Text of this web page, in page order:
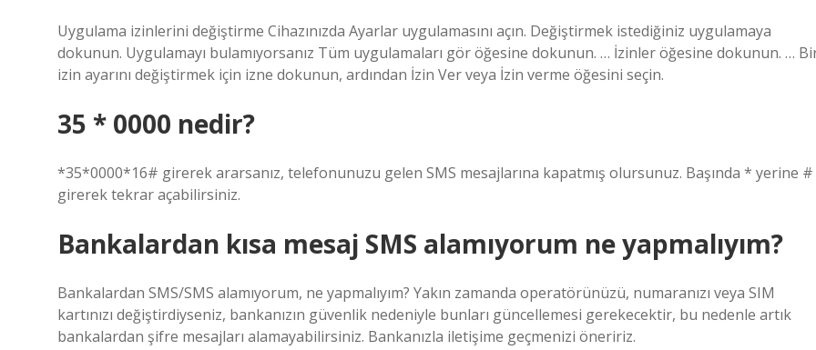
Uygulama izinlerini değiştirme Cihazınızda Ayarlar uygulamasını açın. Değiştirmek istediğiniz uygulamaya
dokunun. Uygulamayı bulamıyorsanız Tüm uygulamaları gör öğesine dokunun. … İzinler öğesine dokunun. …
izin ayarını değiştirmek için izne dokunun, ardından İzin Ver veya İzin verme öğesini seçin.
35 * 0000 nedir?
*35*0000*16# girerek ararsanız, telefonunuzu gelen SMS mesajlarına kapatmış olursunuz. Başında * yerine #
girerek tekrar açabilirsiniz.
Bankalardan kısa mesaj SMS alamıyorum ne yapmalıyım?
Bankalardan SMS/SMS alamıyorum, ne yapmalıyım? Yakın zamanda operatörünüzü, numaranızı veya SIM
kartınızı değiştirdiyseniz, bankanızın güvenlik nedeniyle bunları güncellemesi gerekecektir, bu nedenle artık
bankalardan şifre mesajları alamayabilirsiniz. Bankanızla iletişime geçmenizi öneririz.